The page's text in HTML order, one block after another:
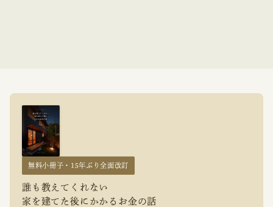
無料小冊子・15年ぶり全面改訂
誰も教えてくれない
家を建てた後にかかるお金の話